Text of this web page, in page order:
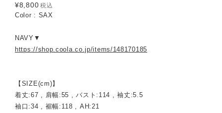
¥8,800 税込
Color : SAX
NAVY▼
https://shop.coola.co.jp/items/148170185
【SIZE(cm)】
着丈:67 , 肩幅:55 , バスト:114 , 袖丈:5.5
袖口:34 , 裾幅:118 , AH:21